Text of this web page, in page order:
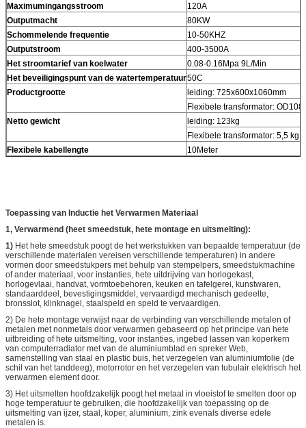
Maximumingangsstroom
120A
Outputmacht
80KW
Schommelende frequentie
10-50KHZ
Outputstroom
400-3500A
Het stroomtarief van koelwater
0.08-0.16Mpa 9L/Min
Het beveiligingspunt van de watertemperatuur50C
Productgrootte
leiding: 725x600x1060mm
Flexibele transformator:
Netto gewicht
leiding: 123kg
Flexibele transformator: 5,5 kg
Flexibele kabellengte
10Meter
Toepassing van Inductie het Verwarmen Materiaal
1, Verwarmend (heet smeedstuk, hete montage en uitsmelting):
1) Het hete smeedstuk poogt de het werkstukken van bepaalde temperatuur (de
verschillende materialen vereisen verschillende temperaturen) in andere
vormen door smeedstukpers met behulp van stempelpers, smeedstukmachine
of ander materiaal, voor instanties, hete uitdrijving van horlogekast,
horlogevlaai, handvat, vormtoebehoren, keuken en tafelgerei, kunstwaren,
standaarddeel, bevestigingsmiddel, vervaardigd mechanisch gedeelte,
bronsslot, klinknagel, staalspeld en speld te vervaardigen.
2) De hete montage verwijst naar de verbinding van verschillende metalen of
metalen met nonmetals door verwarmen gebaseerd op het principe van hete
uitbreiding of hete uitsmelting, voor instanties, ingebed lassen van koperkern
van computerradiator met van de aluminiumblad en spreker Web,
samenstelling van staal en plastic buis, het verzegelen van aluminiumfolie (de
schil van het tanddeeg), motorrotor en het verzegelen van tubulair elektrisch het
verwarmen element door.
3) Het uitsmelten hoofdzakelijk poogt het metaal in vloeistof te smelten door op
hoge temperatuur te gebruiken, die hoofdzakelijk van toepassing op de
uitsmelting van ijzer, staal, koper, aluminium, zink evenals diverse edele
metalen is.